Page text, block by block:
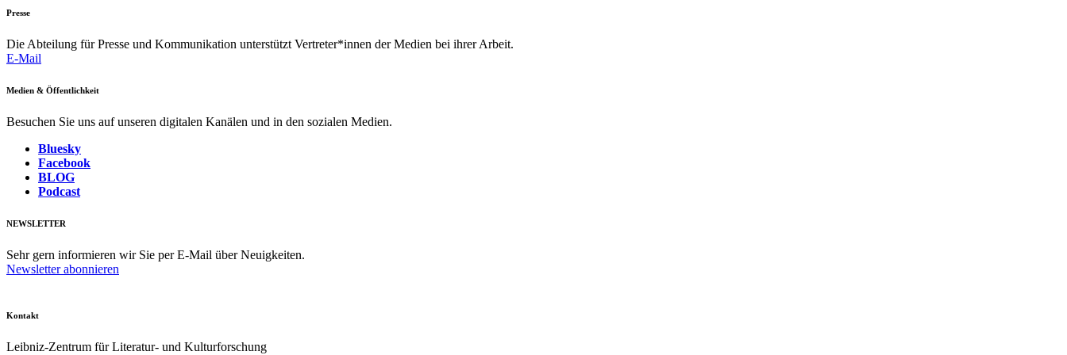
Presse
Die Abteilung für Presse und Kommunikation unterstützt Vertreter*innen der Medien bei ihrer Arbeit.
E-Mail
Medien & Öffentlichkeit
Besuchen Sie uns auf unseren digitalen Kanälen und in den sozialen Medien.
Bluesky
Facebook
BLOG
Podcast
NEWSLETTER
Sehr gern informieren wir Sie per E-Mail über Neuigkeiten.
Newsletter abonnieren
Kontakt
Leibniz-Zentrum für Literatur- und Kulturforschung